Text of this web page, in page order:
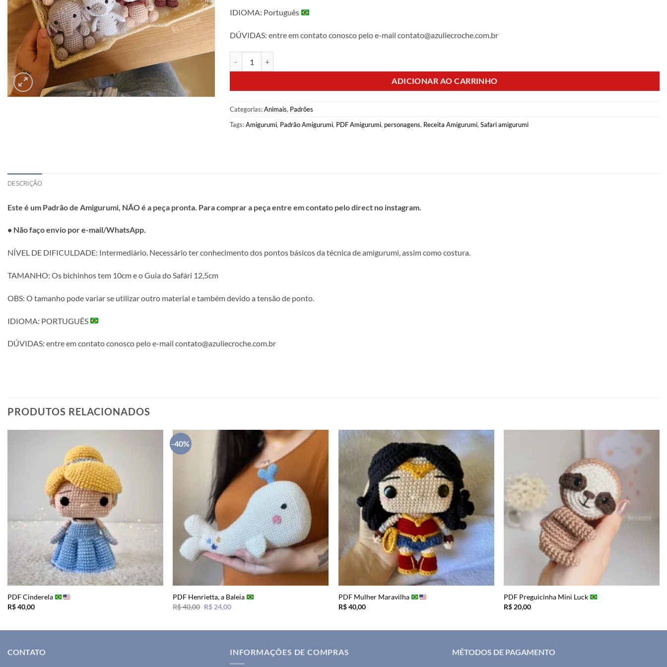
IDIOMA: Português
DÚVIDAS: entre em contato conosco pelo e-mail contato@azuliecroche.com.br
ADICIONAR AO CARRINHO
Categorias:Animais, Padrões
Tags:Amigurumi, Padrão Amigurumi, PDF Amigurumi, personagens, Receita Amigurumi, Safari amigurumi
DESCRIÇÃO
Este é um Padrão de Amigurumi, NÃO é a peça pronta. Para comprar a peça entre em contato pelo direct no instagram.
• Não faço envio por e-mail/WhatsApp.
NÍVEL DE DIFICULDADE: Intermediário. Necessário ter conhecimento dos pontos básicos da técnica de amigurumi, assim como costura.
TAMANHO: Os bichinhos tem 10cm e o Guia do Safári 12,5cm
OBS: O tamanho pode variar se utilizar outro material e também devido a tensão de ponto.
IDIOMA: PORTUGUÊS
DÚVIDAS: entre em contato conosco pelo e-mail contato@azuliecroche.com.br
PRODUTOS RELACIONADOS
PDF Cinderela
R$40,00
-40%
PDF Henrietta, a Baleia
R$40,00 O
R$24,00O
PDF Mulher Maravilha
R$40,00
PDF Preguicinha Mini Luck
R$ 20,00
CONTATO INFORMAÇÕES DE COMPRAS MÉTODOS DE PAGAMENTO